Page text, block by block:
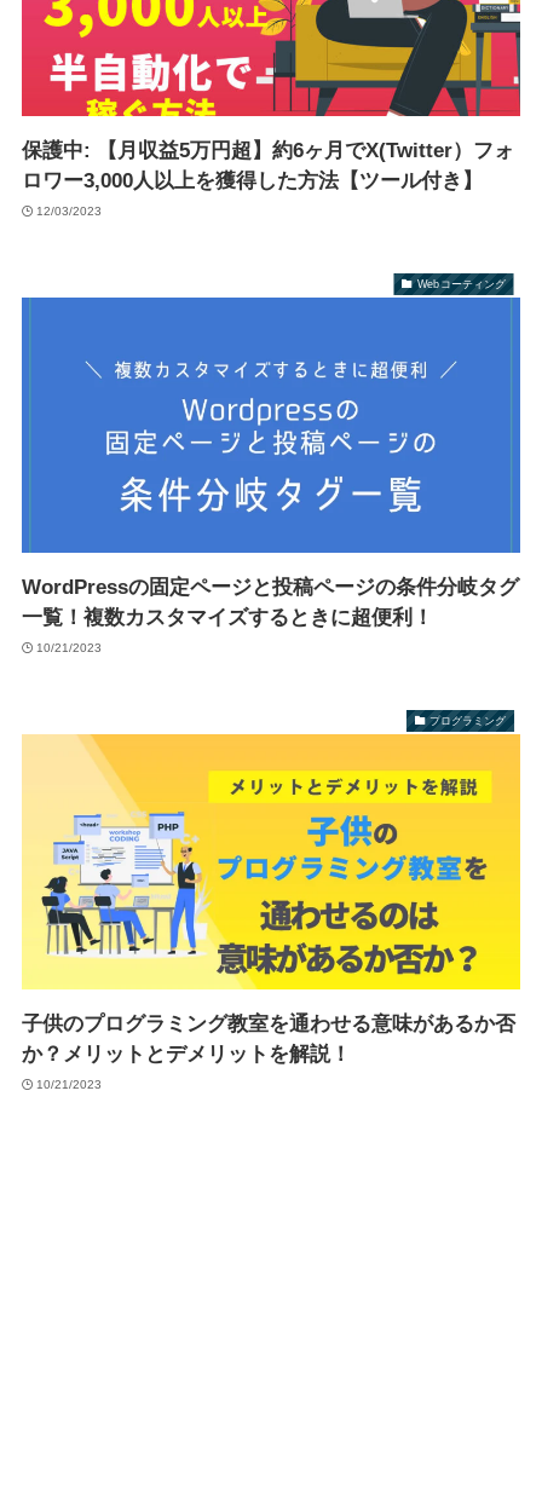
保護中: 【月収益5万円超】約6ヶ月でX(Twitter）フォ
ロワー3,000人以上を獲得した方法【ツール付き】
12/03/2023
Webコーティング
WordPressの固定ページと投稿ページの条件分岐タグ
一覧！複数カスタマイズするときに超便利！
10/21/2023
プログラミング
子供のプログラミング教室を通わせる意味があるか否
か？メリットとデメリットを解説！
10/21/2023